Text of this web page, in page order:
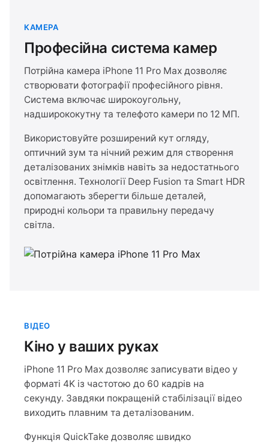
КАМЕРА
Професійна система камер
Потрійна камера iPhone 11 Pro Max дозволяє
створювати фотографії професійного рівня.
Система включає широкоугольну,
надширококутну та телефото камери по 12 МП.
Використовуйте розширений кут огляду,
оптичний зум та нічний режим для створення
деталізованих знімків навіть за недостатнього
освітлення. Технології Deep Fusion та Smart HDR
допомагають зберегти більше деталей,
природні кольори та правильну передачу
світла.
ВІДЕО
Кіно у ваших руках
iPhone 11 Pro Max дозволяє записувати відео у
форматі 4K із частотою до 60 кадрів на
секунду. Завдяки покращеній стабілізації відео
виходить плавним та деталізованим.
Функція QuickTake дозволяє швидко